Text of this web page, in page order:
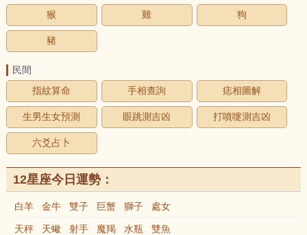
猴 雞 狗
豬
民間
指紋算命
手相查詢 痣相圖解
生男生女預測 眼跳測吉凶 打噴嚏測吉凶
六爻占卜
12星座今日運勢：
白羊 金牛 雙子 巨蟹 獅子 處女
天秤 天蠍 射手 魔羯 水瓶 雙魚